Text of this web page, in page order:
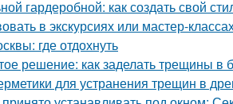
гардеробной: как создать свой
в экскурсиях или мастер-
где отдохнуть
решение: как заделать трещины в
для устранения трещин в